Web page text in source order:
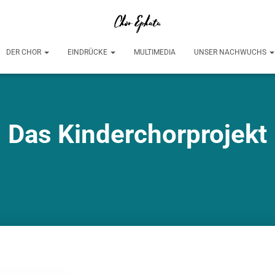
DER CHOR EINDRÜCKE MULTIMEDIA UNSER NACHWUCHS
Das Kinderchorprojekt